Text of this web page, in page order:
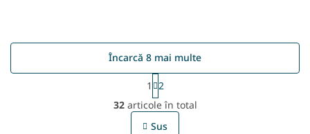
C
o
n
Încarcă 8 mai multe
P
a
g
i
n
1
2
32articole în total
Sus